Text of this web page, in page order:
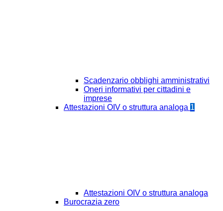
Scadenzario obblighi amministrativi
Oneri informativi per cittadini e
imprese
Attestazioni OIV o struttura analoga 1
Attestazioni OIV o struttura analoga
Burocrazia zero